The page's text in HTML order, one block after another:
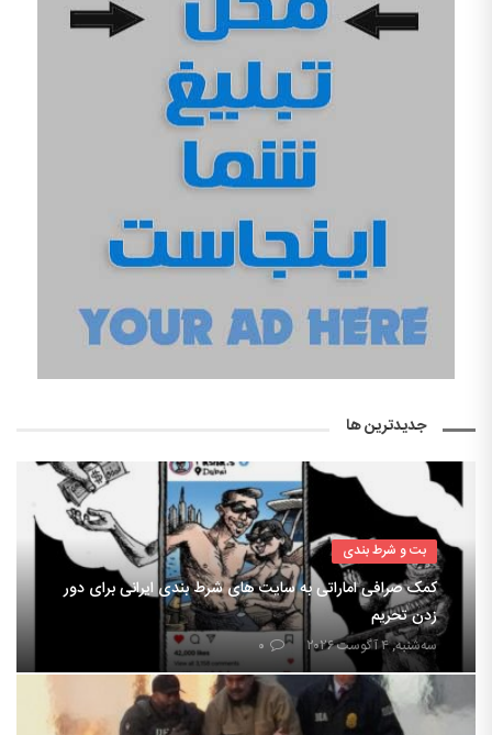
جدیدترین ها
بت و شرط بندی
کمک صرافی اماراتی به سایت های شرط بندی ایرانی برای دور
زدن تحریم
سه‌شنبه, ۴ آگوست ۲۰۲۶ ۰